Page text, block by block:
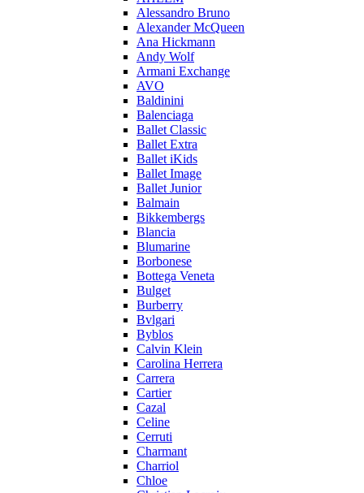
Alessandro Bruno
Alexander McQueen
Ana Hickmann
Andy Wolf
Armani Exchange
AVO
Baldinini
Balenciaga
Ballet Classic
Ballet Extra
Ballet iKids
Ballet Image
Ballet Junior
Balmain
Bikkembergs
Blancia
Blumarine
Borbonese
Bottega Veneta
Bulget
Burberry
Bvlgari
Byblos
Calvin Klein
Carolina Herrera
Carrera
Cartier
Cazal
Celine
Cerruti
Charmant
Charriol
Chloe